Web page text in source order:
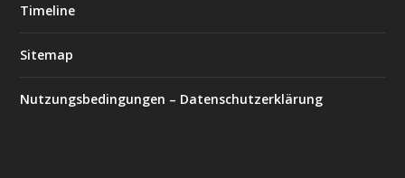
Timeline
Sitemap
Nutzungsbedingungen – Datenschutzerklärung